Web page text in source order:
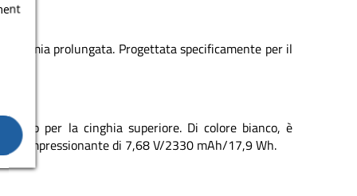
prolungata. Progettata specificamente per il
per la cinghia superiore. Di colore bianco, è
impressionante di 7,68 V/2330 mAh/17,9 Wh.